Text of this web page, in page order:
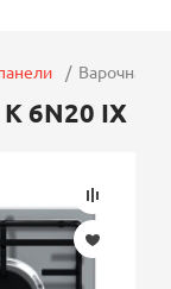
Варочная
6N20 IX